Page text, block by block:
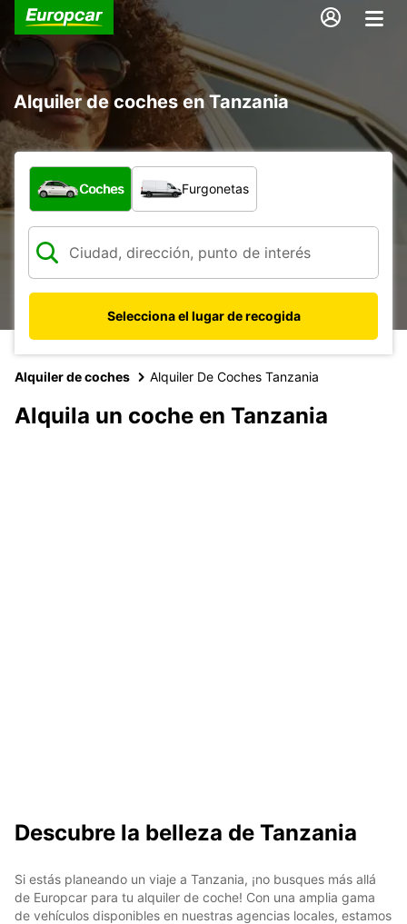
Alquiler de coches en Tanzania
¿Qué tipo de vehículo?
Coches Furgonetas
Selecciona el lugar de recogida
Alquiler de coches Alquiler De Coches Tanzania
Alquila un coche en Tanzania
Descubre la belleza de Tanzania
Si estás planeando un viaje a Tanzania, ¡no busques más allá
de Europcar para tu alquiler de coche! Con una amplia gama
de vehículos disponibles en nuestras agencias locales, estamos